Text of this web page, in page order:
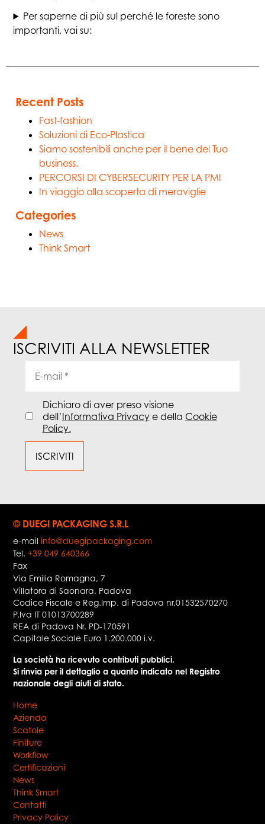
Per saperne di più sul perché le foreste sono
importanti, vai su:
Recent Posts
Fast-fashion
Soluzioni di Eco-Plastica
Siamo sostenibili anche per il bene del Tuo
business.
PERCORSI DI CYBERSECURITY PER LA PMI
In viaggio alla scoperta di meraviglie
Categories
News
Think Smart
ISCRIVITI ALLA NEWSLETTER
Dichiaro di aver preso visione
dell’Informativa Privacye della Cookie
Policy.
© DUEGI PACKAGING S.R.L
e-mailinfo@duegipackaging.com
Tel.+39 049 640366
Fax
Via Emilia Romagna, 7
Villatora di Saonara, Padova
Codice Fiscale e Reg.Imp. di Padova nr.01532570270
P.Iva IT 01013700289
REA di Padova Nr. PD-170591
Capitale Sociale Euro 1.200.000 i.v.
La società ha ricevuto contributi pubblici.
Si rinvia per il dettaglio a quanto indicato nel Registro
nazionale degli aiuti di stato.
Home
Azienda
Scatole
Finiture
Workflow
Certificazioni
News
Think Smart
Contatti
Privacy Policy